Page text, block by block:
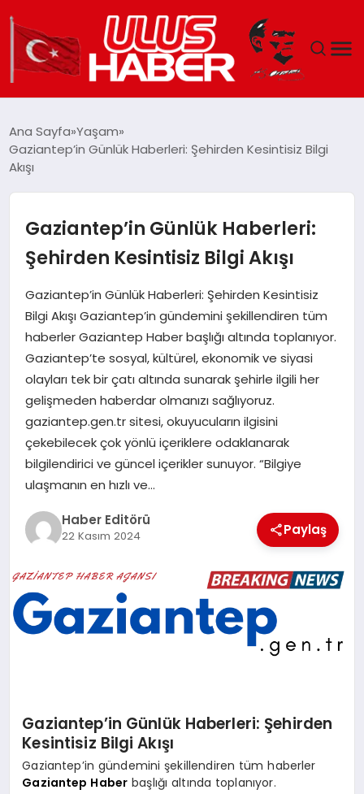
DÜNYA
TEKNOLOJI
EĞITIM
MAGAZIN
SPOR
YAŞAM
Ana Sayfa Yaşam
Gaziantep’in Günlük Haberleri: Şehirden Kesintisiz Bilgi
Akışı
Gaziantep’in Günlük Haberleri:
Şehirden Kesintisiz Bilgi Akışı
Gaziantep’in Günlük Haberleri: Şehirden Kesintisiz
Bilgi Akışı Gaziantep’in gündemini şekillendiren tüm
haberler Gaziantep Haber başlığı altında toplanıyor.
Gaziantep’te sosyal, kültürel, ekonomik ve siyasi
olayları tek bir çatı altında sunarak şehirle ilgili her
gelişmeden haberdar olmanızı sağlıyoruz.
gaziantep.gen.tr sitesi, okuyucuların ilgisini
çekebilecek çok yönlü içeriklere odaklanarak
bilgilendirici ve güncel içerikler sunuyor. “Bilgiye
ulaşmanın en hızlı ve…
Haber Editörü
22 Kasım 2024 Paylaş
Gaziantep’in Günlük Haberleri: Şehirden
Kesintisiz Bilgi Akışı
Gaziantep’in gündemini şekillendiren tüm haberler
Gaziantep Haber başlığı altında toplanıyor.